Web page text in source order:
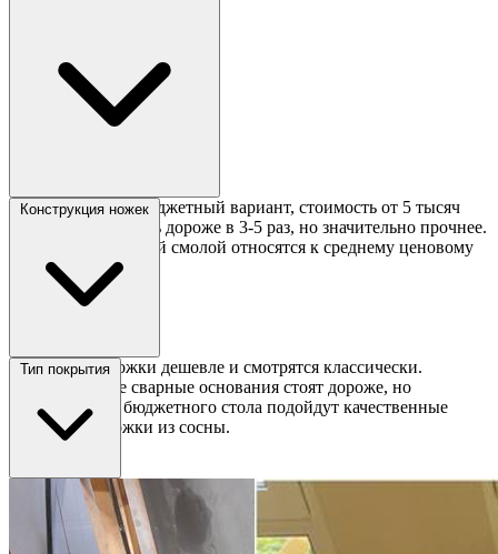
Сосна — самый бюджетный вариант, стоимость от 5 тысяч
рублей. Дуб и ясень дороже в 3-5 раз, но значительно прочнее.
Слэбы с эпоксидной смолой относятся к среднему ценовому
сегменту.
Конструкция ножек
Деревянные ножки дешевле и смотрятся классически.
Металлические сварные основания стоят дороже, но
надёжнее. Для бюджетного стола подойдут качественные
деревянные ножки из сосны.
Тип покрытия
Лакированная поверхность проще в уходе и не боится влаги.
Масло или воск требуют периодического обновления, что
добавит расходов в будущем. Для экономии выбирайте
лакированные модели.